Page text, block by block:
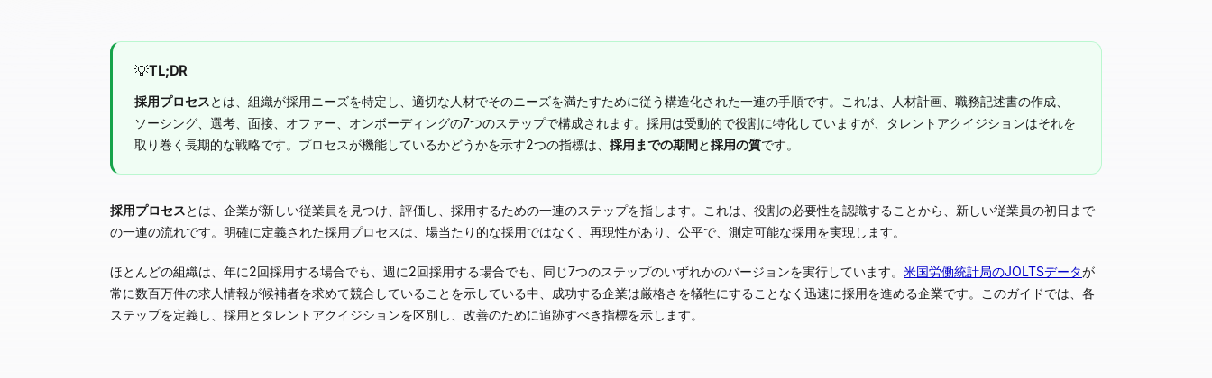
💡TL;DR
採用プロセスとは、組織が採用ニーズを特定し、適切な人材でそのニーズを満たすために従う構造化された一連の手順です。これは、人材計画、職務記述書の作成、
ソーシング、選考、面接、オファー、オンボーディングの7つのステップで構成されます。採用は受動的で役割に特化していますが、タレントアクイジションはそれを
取り巻く長期的な戦略です。プロセスが機能しているかどうかを示す2つの指標は、 採用までの期間と採用の質です。
採用プロセスとは、企業が新しい従業員を見つけ、評価し、採用するための一連のステップを指します。これは、役割の必要性を認識することから、新しい従業員の初日まで
の一連の流れです。明確に定義された採用プロセスは、場当たり的な採用ではなく、再現性があり、公平で、測定可能な採用を実現します。
ほとんどの組織は、年に2回採用する場合でも、週に2回採用する場合でも、同じ7つのステップのいずれかのバージョンを実行しています。 米国労働統計局のJOLTSデータが
常に数百万件の求人情報が候補者を求めて競合していることを示している中、成功する企業は厳格さを犠牲にすることなく迅速に採用を進める企業です。このガイドでは、各
ステップを定義し、採用とタレントアクイジションを区別し、改善のために追跡すべき指標を示します。